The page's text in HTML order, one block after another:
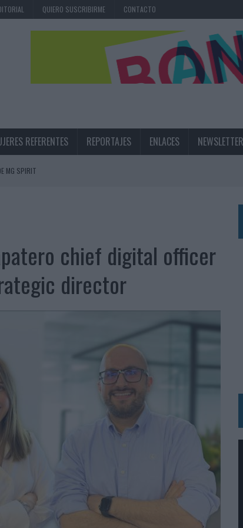
QUIERO SUSCRIBIRME CONTACTO
REFERENTES REPORTAJES ENLACES NEWSLETTER
MG SPIRIT
EN EL ORIGEN BARCELONÉS
DE MARCA EN IBIZA
EN SU ESTRATEGIA
Y SUPERA AL MÓVIL COMO DISPOSITIVO MÁS UTILIZADO
COMERCIAL GLOBAL
EN CORNETTO, CALIPPO Y SOLERO
HISTÓRICO EN ACTIVOS CULTURALES Y ECONÓMICOS
DE SUS RELACIONES CON LOS MEDIOS
ÚLTIMA CAMPAÑA INTERNACIONAL
A LARGO PLAZO Y LA MEDICIÓN SON DOS CARAS DE LA MISMA
chief digital officer
director